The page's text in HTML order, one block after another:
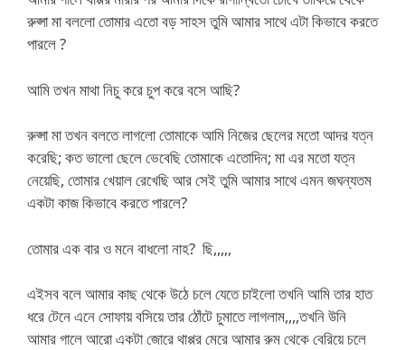
রুপ্সা মা বললো তোমার এতো বড় সাহস তুমি আমার সাথে এটা কিভাবে করতে
পারলে ?
আমি তখন মাথা নিচু করে চুপ করে বসে আছি?
রুপ্সা মা তখন বলতে লাগলো তোমাকে আমি নিজের ছেলের মতো আদর যত্ন
করেছি; কত ভালো ছেলে ভেবেছি তোমাকে এতোদিন; মা এর মতো যত্ন
নেয়েছি, তোমার খেয়াল রেখেছি আর সেই তুমি আমার সাথে এমন জঘন্যতম
একটা কাজ কিভাবে করতে পারলে?
তোমার এক বার ও মনে বাধলো নাহ? ছি,,,,,
এইসব বলে আমার কাছ থেকে উঠে চলে যেতে চাইলো তখনি আমি তার হাত
ধরে টেনে এনে সোফায় বসিয়ে তার ঠোঁটে চুমাতে লাগলাম,,,,তখনি উনি
আমার গালে আরো একটা জোরে থাপ্পর মেরে আমার রুম থেকে বেরিয়ে চলে